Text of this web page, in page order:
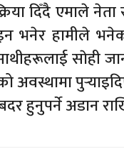
दिँदै एमाले
भनेर हामीले
साेही
हुनुपर्ने अडान